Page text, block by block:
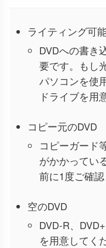
ライティング可
DVDへの書き
要です。もし
パソコンを使
ドライブを用
コピー元のDVD
コピーガード
がかかってい
前に1度ご確認
空のDVD
DVD-R、
を用意してく